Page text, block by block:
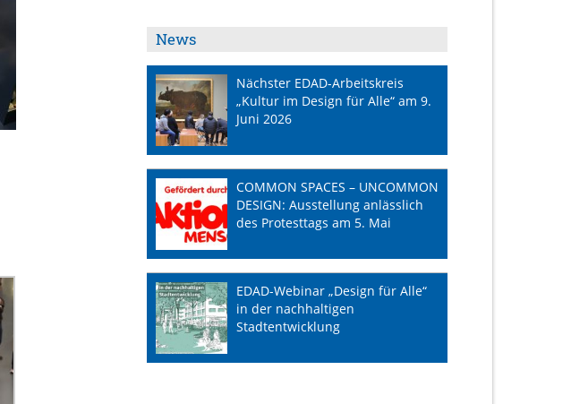
News
Nächster EDAD-Arbeitskreis
„Kultur im Design für Alle“ am 9.
Juni 2026
COMMON SPACES – UNCOMMON
DESIGN: Ausstellung anlässlich
des Protesttags am 5. Mai
EDAD-Webinar „Design für Alle“
in der nachhaltigen
Stadtentwicklung